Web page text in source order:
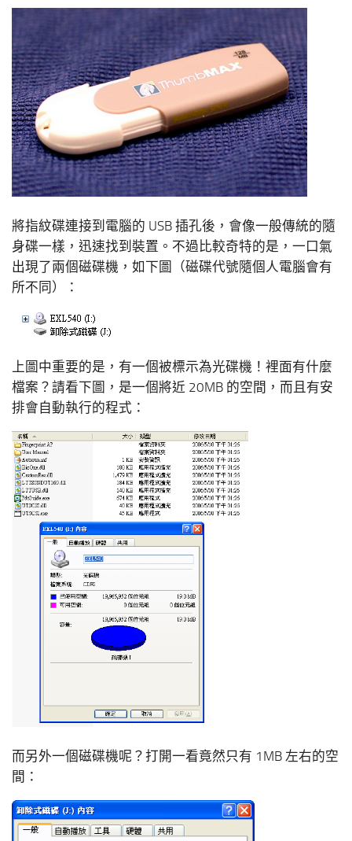
將指紋碟連接到電腦的 USB 插孔後，會像一般傳統的隨
身碟一樣，迅速找到裝置。不過比較奇特的是，一口氣
出現了兩個磁碟機，如下圖（磁碟代號隨個人電腦會有
所不同）：
上圖中重要的是，有一個被標示為光碟機！裡面有什麼
檔案？請看下圖，是一個將近 20MB 的空間，而且有安
排會自動執行的程式：
而另外一個磁碟機呢？打開一看竟然只有 1MB 左右的空
間：